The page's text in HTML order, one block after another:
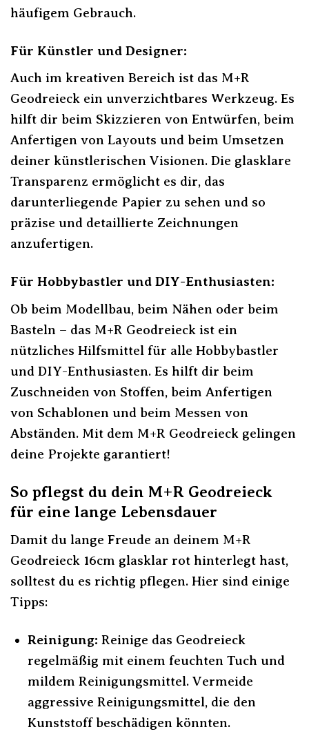
häufigem Gebrauch.
Für Künstler und Designer:
Auch im kreativen Bereich ist das M+R
Geodreieck ein unverzichtbares Werkzeug. Es
hilft dir beim Skizzieren von Entwürfen, beim
Anfertigen von Layouts und beim Umsetzen
deiner künstlerischen Visionen. Die glasklare
Transparenz ermöglicht es dir, das
darunterliegende Papier zu sehen und so
präzise und detaillierte Zeichnungen
anzufertigen.
Für Hobbybastler und DIY-Enthusiasten:
Ob beim Modellbau, beim Nähen oder beim
Basteln – das M+R Geodreieck ist ein
nützliches Hilfsmittel für alle Hobbybastler
und DIY-Enthusiasten. Es hilft dir beim
Zuschneiden von Stoffen, beim Anfertigen
von Schablonen und beim Messen von
Abständen. Mit dem M+R Geodreieck gelingen
deine Projekte garantiert!
So pflegst du dein M+R Geodreieck
für eine lange Lebensdauer
Damit du lange Freude an deinem M+R
Geodreieck 16cm glasklar rot hinterlegt hast,
solltest du es richtig pflegen. Hier sind einige
Tipps:
Reinigung: Reinige das Geodreieck
regelmäßig mit einem feuchten Tuch und
mildem Reinigungsmittel. Vermeide
aggressive Reinigungsmittel, die den
Kunststoff beschädigen könnten.